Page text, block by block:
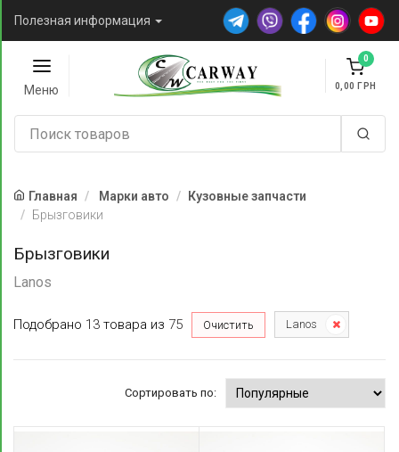
Полезная информация
Меню
0
0,00
Главная Марки авто
Кузовные запчасти
Брызговики
Брызговики
Lanos
Подобрано 13 товара из 75 Очистить Lanos
Сортировать по: